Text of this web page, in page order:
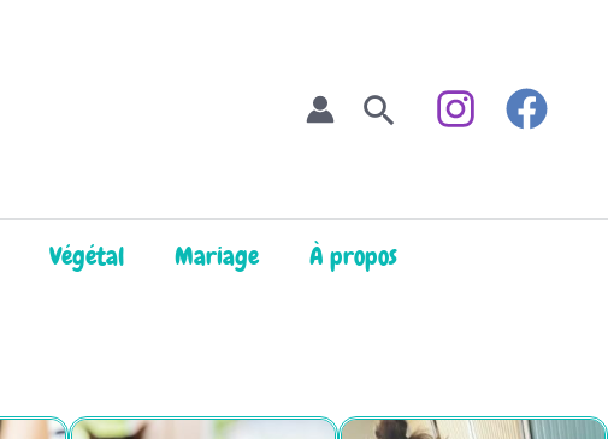
Rechercher
Végétal Mariage À propos